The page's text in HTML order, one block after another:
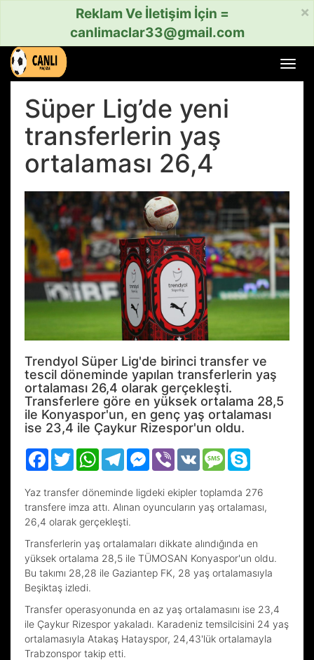
×
Reklam Ve İletişim İçin =
canlimaclar33@gmail.com
aç
Süper Lig’de yeni
transferlerin yaş
ortalaması 26,4
Trendyol Süper Lig'de birinci transfer ve
tescil döneminde yapılan transferlerin yaş
ortalaması 26,4 olarak gerçekleşti.
Transferlere göre en yüksek ortalama 28,5
ile Konyaspor'un, en genç yaş ortalaması
ise 23,4 ile Çaykur Rizespor'un oldu.
Facebook
TwitterWhatsAppTelegramMessenger
Viber VK Message
Yaz transfer döneminde ligdeki ekipler toplamda 276
transfere imza attı. Alınan oyuncuların yaş ortalaması,
26,4 olarak gerçekleşti.
Transferlerin yaş ortalamaları dikkate alındığında en
yüksek ortalama 28,5 ile TÜMOSAN Konyaspor'un oldu.
Bu takımı 28,28 ile Gaziantep FK, 28 yaş ortalamasıyla
Beşiktaş izledi.
Transfer operasyonunda en az yaş ortalamasını ise 23,4
ile Çaykur Rizespor yakaladı. Karadeniz temsilcisini 24 yaş
ortalamasıyla Atakaş Hatayspor, 24,43'lük ortalamayla
Trabzonspor takip etti.